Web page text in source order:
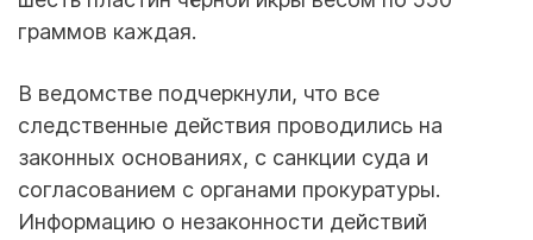
граммов каждая.
В ведомстве подчеркнули, что все
следственные действия проводились на
законных основаниях, с санкции суда и
согласованием с органами прокуратуры.
Информацию о незаконности действий